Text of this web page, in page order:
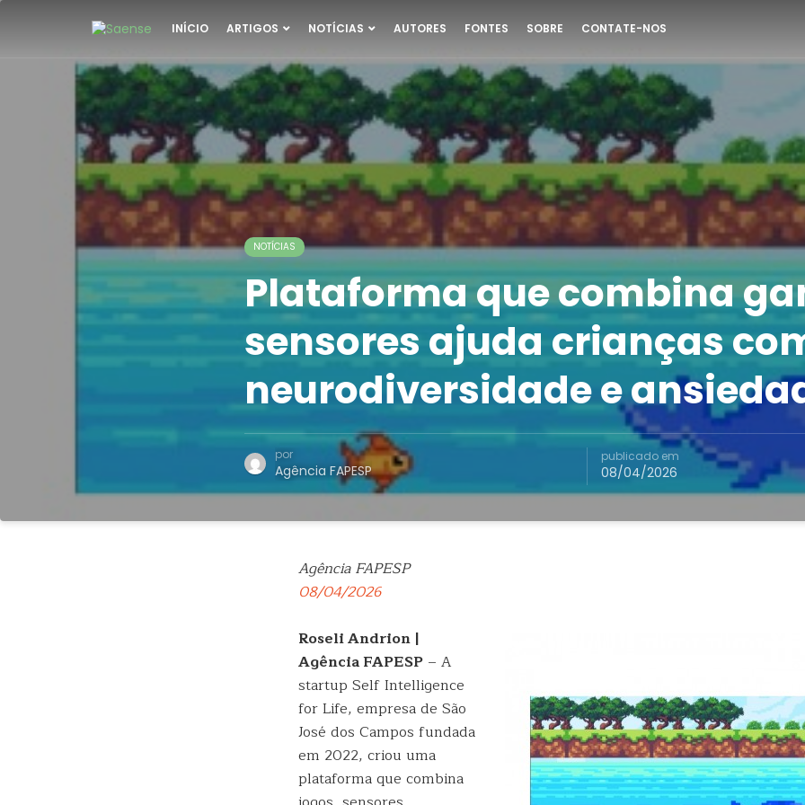
INÍCIO ARTIGOS NOTÍCIAS AUTORES FONTES SOBRE CONTATE-NOS
NOTÍCIAS
Plataforma que combina
sensores ajuda crianças
neurodiversidade e
por
Agência FAPESP
publicado em
08/04/2026
Agência FAPESP
08/04/2026
Roseli Andrion |
Agência FAPESP – A
startup Self Intelligence
for Life, empresa de São
José dos Campos fundada
em 2022, criou uma
plataforma que combina